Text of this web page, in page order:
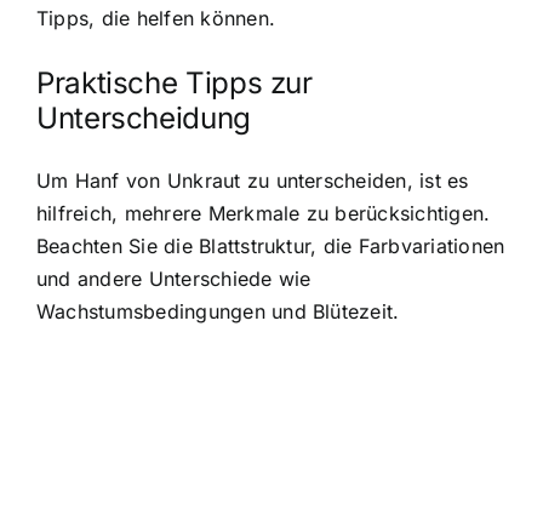
Tipps, die helfen können.
Praktische Tipps zur
Unterscheidung
Um Hanf von Unkraut zu unterscheiden, ist es
hilfreich, mehrere Merkmale zu berücksichtigen.
Beachten Sie die Blattstruktur, die Farbvariationen
und andere Unterschiede wie
Wachstumsbedingungen und Blütezeit.